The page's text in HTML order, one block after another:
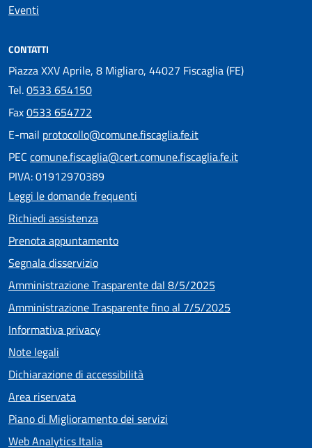
Eventi
CONTATTI
Piazza XXV Aprile, 8 Migliaro, 44027 Fiscaglia (FE)
Tel.0533 654150
Fax0533 654772
E-mail protocollo@comune.fiscaglia.fe.it
PEC comune.fiscaglia@cert.comune.fiscaglia.fe.it
PIVA: 01912970389
Leggi le domande frequenti
Richiedi assistenza
Prenota appuntamento
Segnala disservizio
Amministrazione Trasparente dal 8/5/2025
Amministrazione Trasparente fino al 7/5/2025
Informativa privacy
Note legali
Dichiarazione di accessibilità
Area riservata
Piano di Miglioramento dei servizi
Web Analytics Italia